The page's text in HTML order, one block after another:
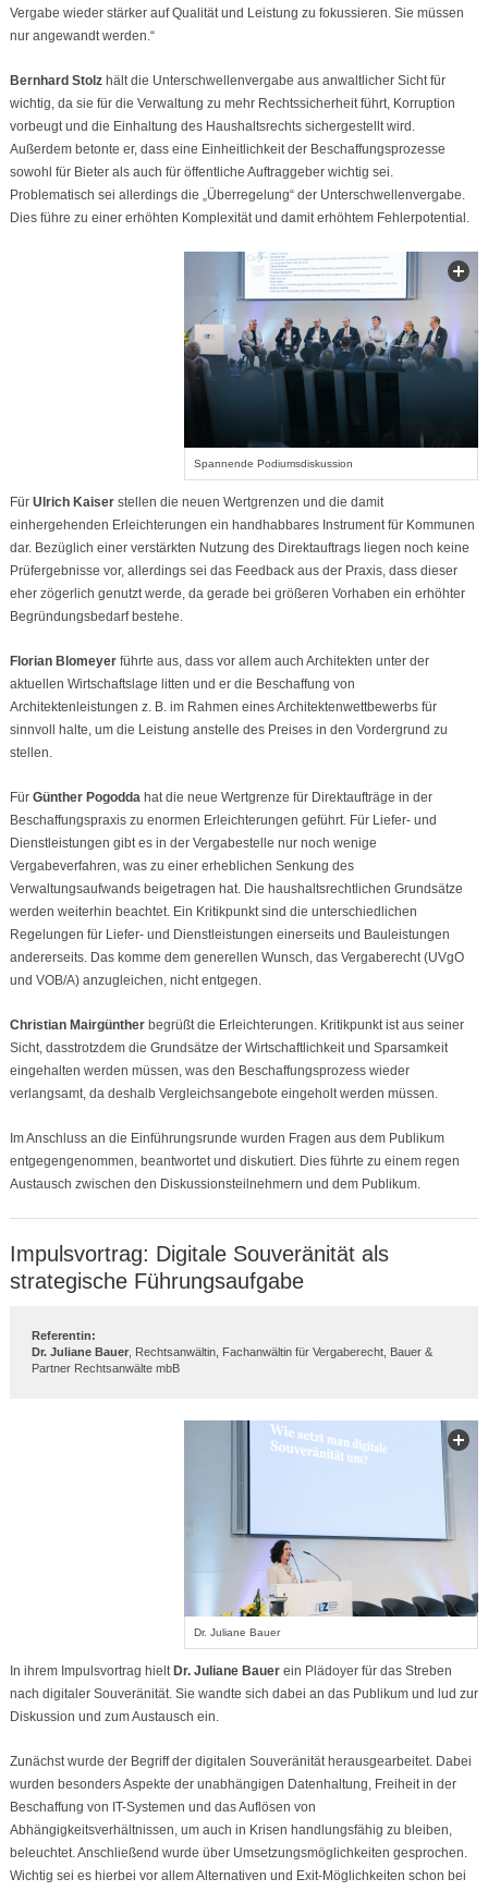
Vergabe wieder stärker auf Qualität und Leistung zu fokussieren. Sie müssen
nur angewandt werden.“
Bernhard Stolzhält die Unterschwellenvergabe aus anwaltlicher Sicht für
wichtig, da sie für die Verwaltung zu mehr Rechtssicherheit führt, Korruption
vorbeugt und die Einhaltung des Haushaltsrechts sichergestellt wird.
Außerdem betonte er, dass eine Einheitlichkeit der Beschaffungsprozesse
sowohl für Bieter als auch für öffentliche Auftraggeber wichtig sei.
Problematisch sei allerdings die „Überregelung“ der Unterschwellenvergabe.
Dies führe zu einer erhöhten Komplexität und damit erhöhtem Fehlerpotential.
Spannende Podiumsdiskussion
Für Ulrich Kaiserstellen die neuen Wertgrenzen und die damit
einhergehenden Erleichterungen ein handhabbares Instrument für Kommunen
dar. Bezüglich einer verstärkten Nutzung des Direktauftrags liegen noch keine
Prüfergebnisse vor, allerdings sei das Feedback aus der Praxis, dass dieser
eher zögerlich genutzt werde, da gerade bei größeren Vorhaben ein erhöhter
Begründungsbedarf bestehe.
Florian Blomeyer führte aus, dass vor allem auch Architekten unter der
aktuellen Wirtschaftslage litten und er die Beschaffung von
Architektenleistungen z. B. im Rahmen eines Architektenwettbewerbs für
sinnvoll halte, um die Leistung anstelle des Preises in den Vordergrund zu
stellen.
Für Günther Pogoddahat die neue Wertgrenze für Direktaufträge in der
Beschaffungspraxis zu enormen Erleichterungen geführt. Für Liefer- und
Dienstleistungen gibt es in der Vergabestelle nur noch wenige
Vergabeverfahren, was zu einer erheblichen Senkung des
Verwaltungsaufwands beigetragen hat. Die haushaltsrechtlichen Grundsätze
werden weiterhin beachtet. Ein Kritikpunkt sind die unterschiedlichen
Regelungen für Liefer- und Dienstleistungen einerseits und Bauleistungen
andererseits. Das komme dem generellen Wunsch, das Vergaberecht (UVgO
und VOB/A) anzugleichen, nicht entgegen.
Christian Mairgüntherbegrüßt die Erleichterungen. Kritikpunkt ist aus seiner
Sicht, dasstrotzdem die Grundsätze der Wirtschaftlichkeit und Sparsamkeit
eingehalten werden müssen, was den Beschaffungsprozess wieder
verlangsamt, da deshalb Vergleichsangebote eingeholt werden müssen.
Im Anschluss an die Einführungsrunde wurden Fragen aus dem Publikum
entgegengenommen, beantwortet und diskutiert. Dies führte zu einem regen
Austausch zwischen den Diskussionsteilnehmern und dem Publikum.
Impulsvortrag: Digitale Souveränität als
strategische Führungsaufgabe
Referentin:
Dr. Juliane Bauer, Rechtsanwältin, Fachanwältin für Vergaberecht, Bauer &
Partner Rechtsanwälte mbB
Dr. Juliane Bauer
In ihrem Impulsvortrag hielt Dr. Juliane Bauerein Plädoyer für das Streben
nach digitaler Souveränität. Sie wandte sich dabei an das Publikum und lud zur
Diskussion und zum Austausch ein.
Zunächst wurde der Begriff der digitalen Souveränität herausgearbeitet. Dabei
wurden besonders Aspekte der unabhängigen Datenhaltung, Freiheit in der
Beschaffung von IT-Systemen und das Auflösen von
Abhängigkeitsverhältnissen, um auch in Krisen handlungsfähig zu bleiben,
beleuchtet. Anschließend wurde über Umsetzungsmöglichkeiten gesprochen.
Wichtig sei es hierbei vor allem Alternativen und Exit-Möglichkeiten schon bei